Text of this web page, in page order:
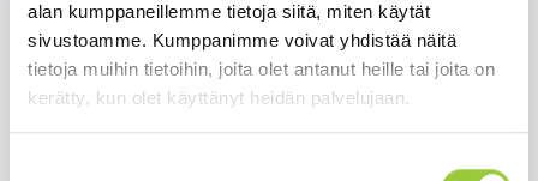
alan kumppaneillemme tietoja siitä, miten käytät
sivustoamme. Kumppanimme voivat yhdistää näitä
tietoja muihin tietoihin, joita olet antanut heille tai joita on
kerätty, kun olet käyttänyt heidän palvelujaan.